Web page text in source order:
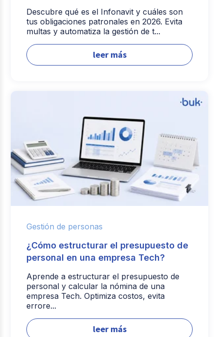
Descubre qué es el Infonavit y cuáles son
tus obligaciones patronales en 2026. Evita
multas y automatiza la gestión de t...
leer más
Gestión de personas
¿Cómo estructurar el presupuesto de
personal en una empresa Tech?
Aprende a estructurar el presupuesto de
personal y calcular la nómina de una
empresa Tech. Optimiza costos, evita
errore...
leer más